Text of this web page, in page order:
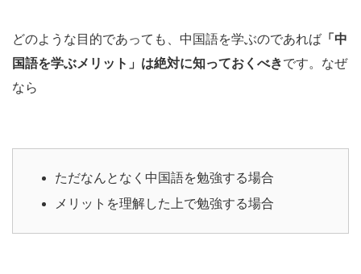
どのような目的であっても、中国語を学ぶのであれば 「中
国語を学ぶメリット」は絶対に知っておくべきです。なぜ
なら
ただなんとなく中国語を勉強する場合
メリットを理解した上で勉強する場合